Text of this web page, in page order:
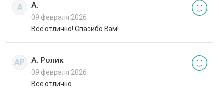
А А.
09 февраля 2026
Все отлично! Спасибо Вам!
АР А. Ролик
09 февраля 2026
Все отлично.